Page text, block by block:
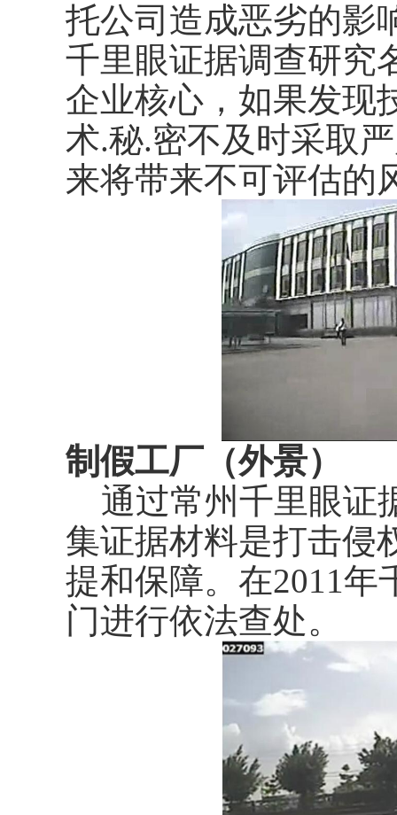
托公司造成恶劣的影
千里眼证据调查研究
企业核心，如果发现
术.秘.密不及时采取
来将带来不可评估的
制假工厂（外景）
通过常州千里眼证
集证据材料是打击侵
提和保障。在2011年
门进行依法查处。